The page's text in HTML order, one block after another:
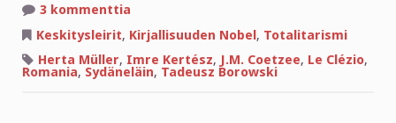
3 kommenttia
Nobel
2009
Keskitysleirit, Kirjallisuuden Nobel, Totalitarismi
Herta Müller, Imre Kertész, J.M. Coetzee, Le Clézio,
Romania, Sydäneläin, Tadeusz Borowski